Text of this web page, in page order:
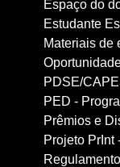
Espaço do
Estudante
Materiais de
PDSE/
PED -
Prêmios e
Projeto PrInt